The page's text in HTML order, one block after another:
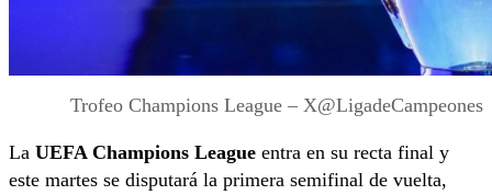
Trofeo Champions League – X@LigadeCampeones
La UEFA Champions League entra en su recta final y
este martes se disputará la primera semifinal de vuelta,